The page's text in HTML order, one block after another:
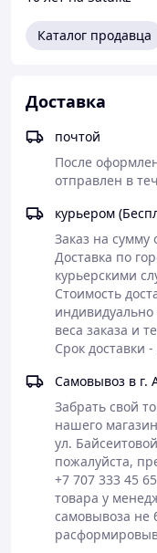
Глубокая фаза
тормозит
Легкое
не вызывает
наутро.
смене часовых
перенастройки
Кому подходит?
Людям,
прерывистым
Тем, кто
не может
графиком
Пожилым людям
выработка
Тем, кому не
сна.
Как принимать
Дозировка:
(пшиков) под
Способ:
Каталог продавца
Доставка
почтой
После
отправлен в
курьером
Заказ на сумму
Доставка по
курьерскими
Стоимость
индивидуально
веса заказа и
Срок доставки
Самовывоз в г.
Забрать свой
нашего
ул.
пожалуйста,
+7 707 333 45
товара у
самовывоза не